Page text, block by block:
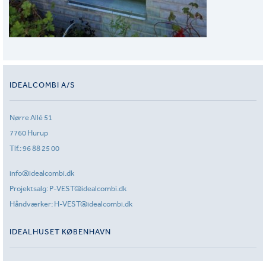
IDEALCOMBI A/S
Nørre Allé 51
7760 Hurup
Tlf.:96 88 25 00
info@idealcombi.dk
Projektsalg: P-VEST@idealcombi.dk
Håndværker: H-VEST@idealcombi.dk
IDEALHUSET KØBENHAVN